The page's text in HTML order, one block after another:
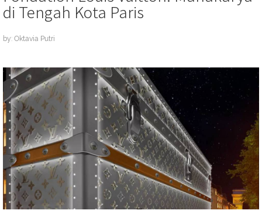
di Tengah Kota Paris
by: Oktavia Putri